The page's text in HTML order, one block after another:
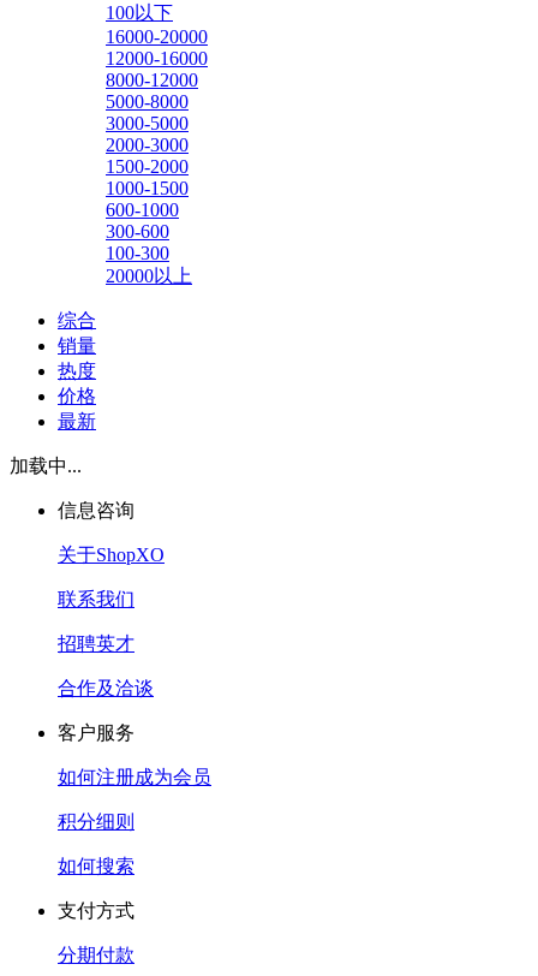
100以下
16000-20000
12000-16000
8000-12000
5000-8000
3000-5000
2000-3000
1500-2000
1000-1500
600-1000
300-600
100-300
20000以上
综合
销量
热度
价格
最新
加载中...
信息咨询
关于ShopXO
联系我们
招聘英才
合作及洽谈
客户服务
如何注册成为会员
积分细则
如何搜索
支付方式
分期付款